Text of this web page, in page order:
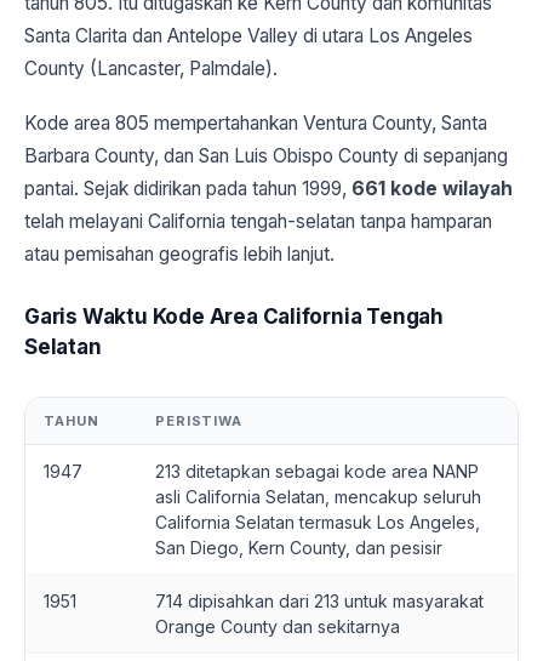
Santa Clarita dan Antelope Valley di utara Los Angeles
County (Lancaster, Palmdale).
Kode area 805 mempertahankan Ventura County, Santa
Barbara County, dan San Luis Obispo County di sepanjang
pantai. Sejak didirikan pada tahun 1999, 661 kode wilayah
telah melayani California tengah-selatan tanpa hamparan
atau pemisahan geografis lebih lanjut.
Garis Waktu Kode Area California Tengah
Selatan
TAHUN PERISTIWA
1947
213 ditetapkan sebagai kode area NANP
asli California Selatan, mencakup seluruh
California Selatan termasuk Los Angeles,
San Diego, Kern County, dan pesisir
1951
714 dipisahkan dari 213 untuk masyarakat
Orange County dan sekitarnya